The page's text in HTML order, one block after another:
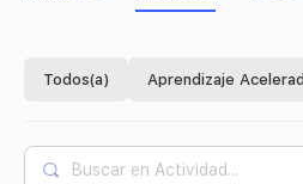
Todos(a) Aprendizaje
Buscar